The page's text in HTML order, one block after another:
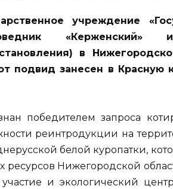
учреждение
«Керженский»
в
подвид занесен в Красную
победителем запроса
реинтродукции на
белой куропатки,
Нижегородской
и экологический